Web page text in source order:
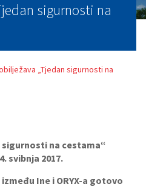
sigurnosti na
„Tjedan sigurnosti na
na cestama“
svibnja 2017.
Ine i ORYX-a gotovo